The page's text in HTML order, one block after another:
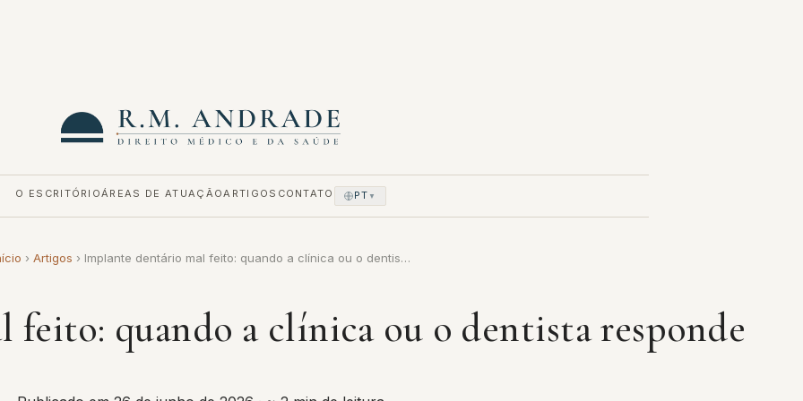
O ESCRITÓRIOÁREAS DE ATUAÇÃOARTIGOS CONTATO PT ▼
› Artigos › Implante dentário mal feito: quando a clínica ou o dentis…
quando a clínica ou o dentista responde